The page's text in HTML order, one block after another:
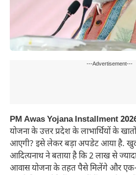
---Advertisement---
PM Awas Yojana Installment
योजना के उत्तर प्रदेश के लाभार्थियों के
आएगी? इसे लेकर बड़ा अपडेट आया है. खुद
आदित्यनाथ ने बताया है कि 2 लाख से ज्यादा
आवास योजना के तहत पैसे मिलेंगे और